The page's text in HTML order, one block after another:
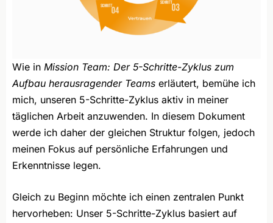
Wie in Mission Team: Der 5-Schritte-Zyklus zum
Aufbau herausragender Teams erläutert, bemühe ich
mich, unseren 5-Schritte-Zyklus aktiv in meiner
täglichen Arbeit anzuwenden. In diesem Dokument
werde ich daher der gleichen Struktur folgen, jedoch
meinen Fokus auf persönliche Erfahrungen und
Erkenntnisse legen.
Gleich zu Beginn möchte ich einen zentralen Punkt
hervorheben: Unser 5-Schritte-Zyklus basiert auf